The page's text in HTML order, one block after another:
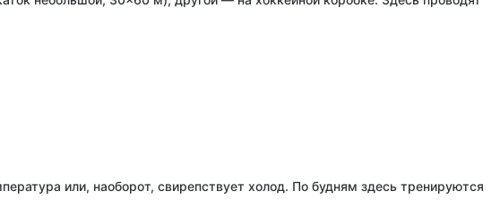
или, наоборот, свирепствует холод. По будням здесь тренируются